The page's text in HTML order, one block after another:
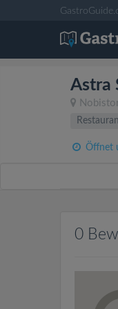
Astra
Öffnet
0